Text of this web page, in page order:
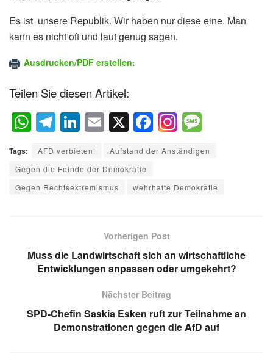
Es ist unsere Republik. Wir haben nur diese eine. Man
kann es nicht oft und laut genug sagen.
Ausdrucken/PDF erstellen:
Teilen Sie diesen Artikel:
W
h
at
s
A
T
el
e
gr
a
Li
n
k
e
dI
E
m
ail
X F
a
c
e
b
o
k
ss
a
g
Tags: AFD verbieten!
Aufstand der Anständigen
Gegen die Feinde der Demokratie
Gegen Rechtsextremismus
wehrhafte Demokratie
Vorherigen Post
Muss die Landwirtschaft sich an wirtschaftliche
Entwicklungen anpassen oder umgekehrt?
Nächster Beitrag
SPD-Chefin Saskia Esken ruft zur Teilnahme an
Demonstrationen gegen die AfD auf